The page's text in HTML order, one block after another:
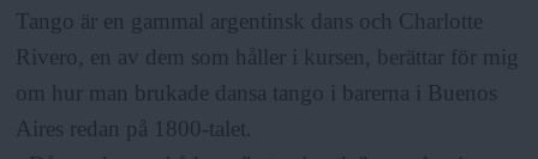
Tango är en gammal argentinsk dans och Charlotte
Rivero, en av dem som håller i kursen, berättar för mig
om hur man brukade dansa tango i barerna i Buenos
Aires redan på 1800-talet.